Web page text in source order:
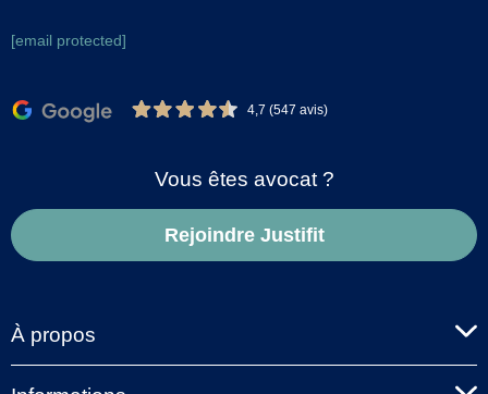
[email protected]
4,7 (547 avis)
Vous êtes avocat ?
Rejoindre Justifit
À propos